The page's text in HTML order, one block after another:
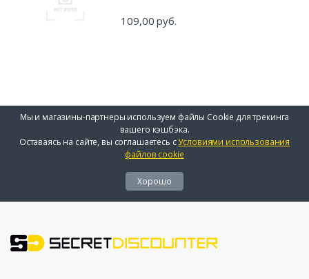
109,00 руб.
Мы и магазины-партнеры используем файлы Cookie для трекинга
вашего кэшбэка.
Оставаясь на сайте, вы соглашаетесь сУсловиями использования
файлов cookie
Хорошо